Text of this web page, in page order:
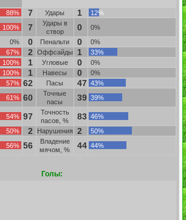
88%
7 Удары 1
12%
100%
7
Удары в
створ
0
0%
0%
0 Пенальти 0
0%
67%
2 Оффсайды 1
33%
100%
1 Угловые 0
0%
100%
1 Навесы 0
0%
57% 62 Пасы 47 43%
61% 60
Точные
пасы
39 39%
54% 97
Точность
пасов, %
83 46%
50%
2 Нарушения 2
50%
56% 56
Владение
мячом, %
44 44%
Голы: